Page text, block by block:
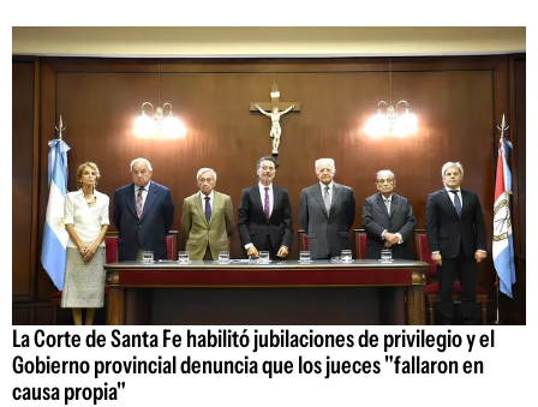
La Corte de Santa Fe habilitó jubilaciones de privilegio y el
Gobierno provincial denuncia que los jueces "fallaron en
causa propia"